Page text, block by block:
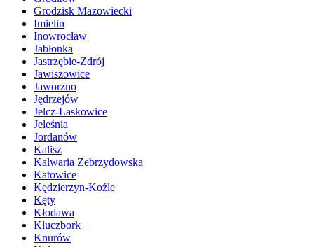
Grodzisk Mazowiecki
Imielin
Inowrocław
Jabłonka
Jastrzębie-Zdrój
Jawiszowice
Jaworzno
Jędrzejów
Jelcz-Laskowice
Jeleśnia
Jordanów
Kalisz
Kalwaria Zebrzydowska
Katowice
Kędzierzyn-Koźle
Kęty
Kłodawa
Kluczbork
Knurów